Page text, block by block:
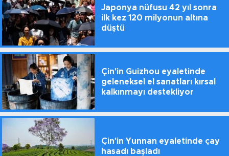
Japonya nüfusu 42 yıl sonra
ilk kez 120 milyonun altına
düştü
Çin'in Guizhou eyaletinde
geleneksel el sanatları kırsal
kalkınmayı destekliyor
Çin'in Yunnan eyaletinde çay
hasadı başladı